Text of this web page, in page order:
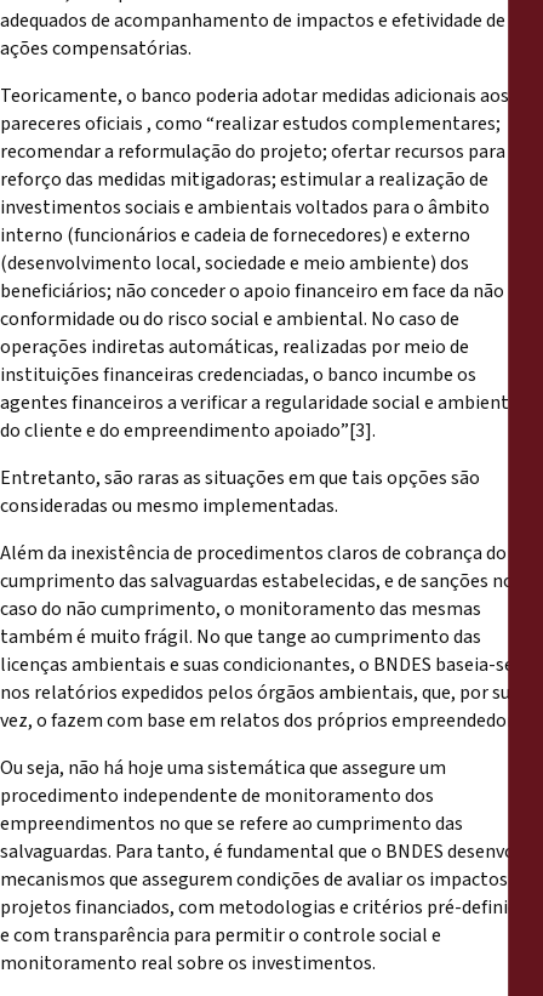
adequados de acompanhamento de impactos e efetividade de
ações compensatórias.
Teoricamente, o banco poderia adotar medidas adicionais aos
pareceres oficiais , como “realizar estudos complementares;
recomendar a reformulação do projeto; ofertar recursos para
reforço das medidas mitigadoras; estimular a realização de
investimentos sociais e ambientais voltados para o âmbito
interno (funcionários e cadeia de fornecedores) e externo
(desenvolvimento local, sociedade e meio ambiente) dos
beneficiários; não conceder o apoio financeiro em face da não
conformidade ou do risco social e ambiental. No caso de
operações indiretas automáticas, realizadas por meio de
instituições financeiras credenciadas, o banco incumbe os
agentes financeiros a verificar a regularidade social e ambiental
do cliente e do empreendimento apoiado”[3].
Entretanto, são raras as situações em que tais opções são
consideradas ou mesmo implementadas.
Além da inexistência de procedimentos claros de cobrança do
cumprimento das salvaguardas estabelecidas, e de sanções no
caso do não cumprimento, o monitoramento das mesmas
também é muito frágil. No que tange ao cumprimento das
licenças ambientais e suas condicionantes, o BNDES baseia-se
nos relatórios expedidos pelos órgãos ambientais, que, por sua
vez, o fazem com base em relatos dos próprios empreendedores.
Ou seja, não há hoje uma sistemática que assegure um
procedimento independente de monitoramento dos
empreendimentos no que se refere ao cumprimento das
salvaguardas. Para tanto, é fundamental que o BNDES desenvolva
mecanismos que assegurem condições de avaliar os impactos dos
projetos financiados, com metodologias e critérios pré-definidos,
e com transparência para permitir o controle social e
monitoramento real sobre os investimentos.